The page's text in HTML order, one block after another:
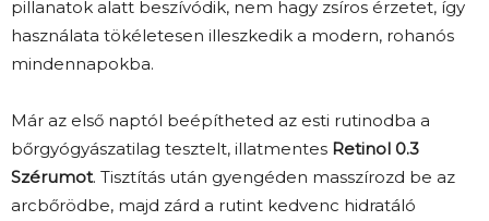
pillanatok alatt beszívódik, nem hagy zsíros érzetet, így
használata tökéletesen illeszkedik a modern, rohanós
mindennapokba.
Már az első naptól beépítheted az esti rutinodba a
bőrgyógyászatilag tesztelt, illatmentes Retinol 0.3
Szérumot. Tisztítás után gyengéden masszírozd be az
arcbőrödbe, majd zárd a rutint kedvenc hidratáló